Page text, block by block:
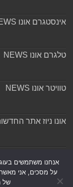
אינסטגרם אונו NEWS
טלגרם אונו NEWS
טוויטר אונו NEWS
אונו ניוז אתר
אנחנו משתמשים
על מסכים, אני
של